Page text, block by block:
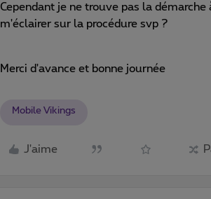
Cependant je ne trouve pas la
m'éclairer sur la procédure svp ?
Merci d'avance et bonne journée
Mobile Vikings
J'aime